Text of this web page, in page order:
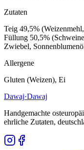
Zutaten
Teig 49,5%
Füllung 50,5%
Zwiebel,
Allergene
Gluten (Weizen), Ei
Dawaj·Dawaj
Handgemachte
ehrliche Zutaten,